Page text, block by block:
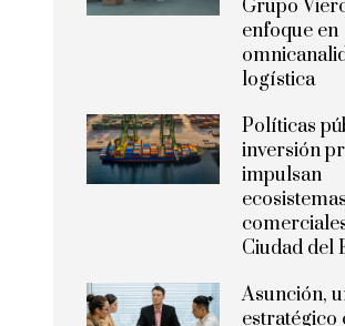
Grupo
enfoque en
logística
Políticas
inversión
impulsan
ecosistemas
Ciudad del
Asunción,
estratégico